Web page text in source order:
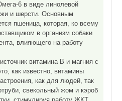
6 в виде линолевой
и шерсти. Основным
пшеница, которая, ко всему
в организм собаки
влияющего на работу
витамина В и магния с
как известно, витамины
как для людей, так
свекольный жом и кэроб